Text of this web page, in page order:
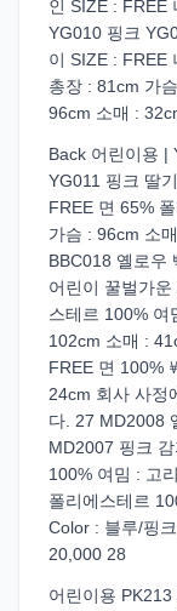
인 SIZE : FREE
YG010 핑크
이 SIZE : FREE
총장 : 81cm 가
96cm 소매 :
Back 어린이용 |
YG011 핑크 딸
FREE 면 65%
가슴 : 96cm 소
BBC018 옐로우
어린이 꿀벌가
스테르 100% 여
102cm 소매 :
FREE 면 100%
24cm 회사 사정
다. 27 MD2008
MD2007 핑크
100% 여밈 : 고
폴리에스테르
Color : 블루/핑
20,000 28
어린이용